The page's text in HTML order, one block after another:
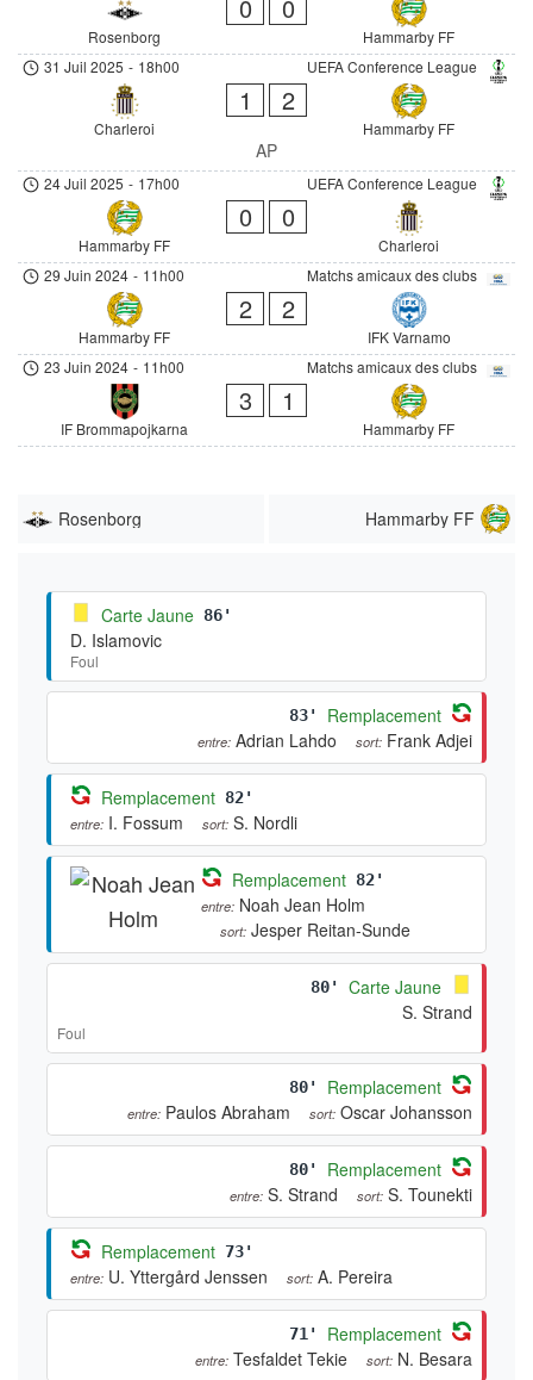
Rosenborg
0 0
Hammarby FF
UEFA Conference League
31 Juil 2025 - 18h00
Charleroi
1 2
Hammarby FF
AP
UEFA Conference League
24 Juil 2025 - 17h00
Hammarby FF
0 0
Charleroi
Matchs amicaux des clubs
29 Juin 2024 - 11h00
Hammarby FF
2 2
IFK Varnamo
Matchs amicaux des clubs
23 Juin 2024 - 11h00
IF Brommapojkarna
3 1
Hammarby FF
Rosenborg Hammarby FF
Carte Jaune 86'
D. Islamovic
Foul
83' Remplacement
entre: Adrian Lahdo sort: Frank Adjei
Remplacement 82'
entre: I. Fossum sort: S. Nordli
Remplacement 82'
entre: Noah Jean Holm
sort: Jesper Reitan-Sunde
80'
Carte Jaune
S. Strand
Foul
80' Remplacement
entre: Paulos Abraham sort: Oscar Johansson
80' Remplacement
entre: S. Strand sort: S. Tounekti
Remplacement 73'
entre: U. Yttergård Jenssen sort: A. Pereira
71' Remplacement
entre: Tesfaldet Tekie sort: N. Besara